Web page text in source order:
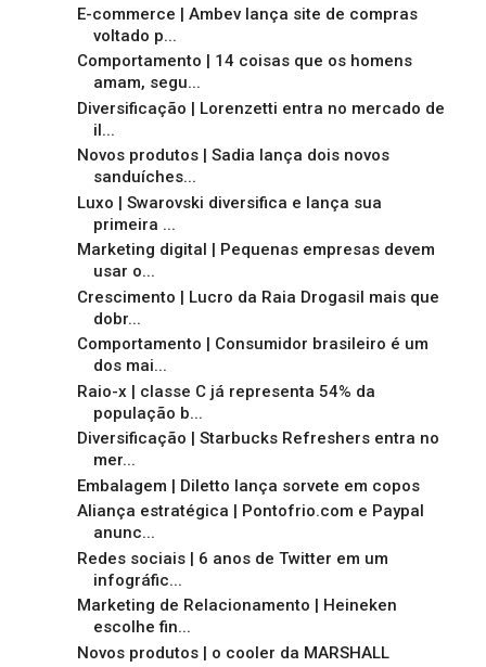
E-commerce | Ambev lança site de compras
voltado p...
Comportamento | 14 coisas que os homens
amam, segu...
Diversificação | Lorenzetti entra no mercado de
il...
Novos produtos | Sadia lança dois novos
sanduíches...
Luxo | Swarovski diversifica e lança sua
primeira ...
Marketing digital | Pequenas empresas devem
usar o...
Crescimento | Lucro da Raia Drogasil mais que
dobr...
Comportamento | Consumidor brasileiro é um
dos mai...
Raio-x | classe C já representa 54% da
população b...
Diversificação | Starbucks Refreshers entra no
mer...
Embalagem | Diletto lança sorvete em copos
Aliança estratégica | Pontofrio.com e Paypal
anunc...
Redes sociais | 6 anos de Twitter em um
infográfic...
Marketing de Relacionamento | Heineken
escolhe fin...
Novos produtos | o cooler da MARSHALL